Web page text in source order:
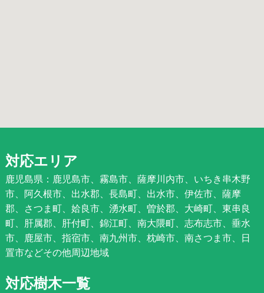
対応エリア
鹿児島県：鹿児島市、霧島市、薩摩川内市、いちき串木野
市、阿久根市、出水郡、長島町、出水市、伊佐市、薩摩
郡、さつま町、姶良市、湧水町、曽於郡、大崎町、東串良
町、肝属郡、肝付町、錦江町、南大隈町、志布志市、垂水
市、鹿屋市、指宿市、南九州市、枕崎市、南さつま市、日
置市などその他周辺地域
対応樹木一覧